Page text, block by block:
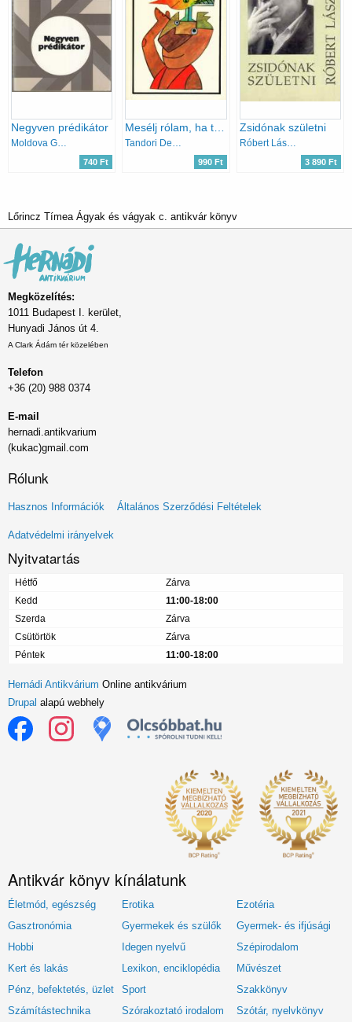
Negyven prédikátor
740 Ft 990 Ft
Zsidónak születni
Róbert László
3 890 Ft
Lőrincz Tímea Ágyak és vágyak c. antikvár könyv
Megközelítés:
1011 Budapest I. kerület,
Hunyadi János út 4.
A Clark Ádám tér közelében
Telefon
+36 (20) 988 0374
E-mail
hernadi.antikvarium
(kukac)gmail.com
Rólunk
Lábléc
menü
Hasznos Információk Általános Szerződési Feltételek
Adatvédelmi irányelvek
Nyitvatartás
Hétfő
Zárva
Kedd
11:00-18:00
Szerda
Zárva
Csütörtök
Zárva
Péntek
11:00-18:00
Hernádi Antikvárium Online antikvárium
Drupal alapú webhely
Antikvár könyv kínálatunk
Életmód, egészség Erotika
Ezotéria
Gasztronómia
Gyermekek és szülők
Gyermek- és ifjúsági
Hobbi
Idegen nyelvű
Szépirodalom
Kert és lakás
Lexikon, enciklopédia
Művészet
Pénz, befektetés, üzlet
Sport
Szakkönyv
Számítástechnika
Szórakoztató irodalom Szótár, nyelvkönyv